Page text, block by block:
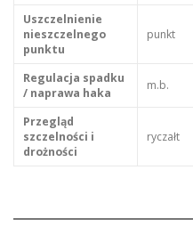
Uszczelnienie
nieszczelnego
punktu
punkt
Regulacja spadku
/ naprawa haka
m.b.
Przegląd
szczelności i
drożności
ryczałt